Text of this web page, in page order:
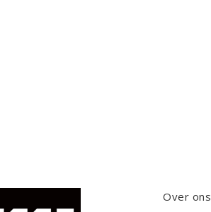
Over ons